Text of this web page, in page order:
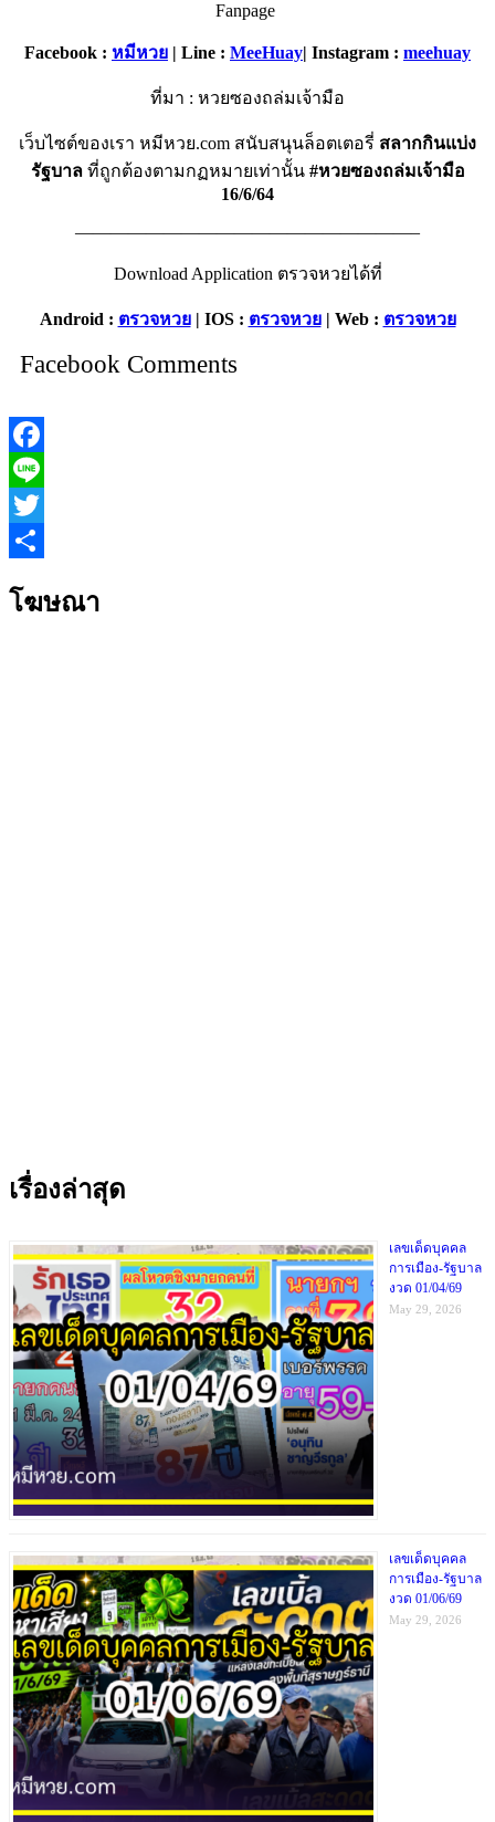
Fanpage
Facebook : หมีหวย | Line : MeeHuay| Instagram : meehuay
ที่มา : หวยซองถล่มเจ้ามือ
เว็บไซต์ของเรา หมีหวย.com สนับสนุนล็อตเตอรี่ สลากกินแบ่ง
รัฐบาล ที่ถูกต้องตามกฏหมายเท่านั้น #หวยซองถล่มเจ้ามือ
16/6/64
———————————————————–
Download Application ตรวจหวยได้ที่
Android : ตรวจหวย| IOS : ตรวจหวย| Web : ตรวจหวย
Facebook Comments
Facebook
Line
Twitter
โฆษณา
เรื่องล่าสุด
เลขเด็ดบุคคล
การเมือง-รัฐบาล
งวด 01/04/69
May 29, 2026
เลขเด็ดบุคคล
การเมือง-รัฐบาล
งวด 01/06/69
May 29, 2026